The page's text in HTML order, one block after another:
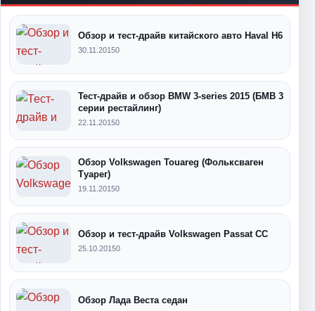
Обзор и тест-драйв китайского авто Haval H6
30.11.20150
Тест-драйв и обзор BMW 3-series 2015 (БМВ 3
серии рестайлинг)
22.11.20150
Обзор Volkswagen Touareg (Фольксваген
Туарег)
19.11.20150
Обзор и тест-драйв Volkswagen Passat CC
25.10.20150
Обзор Лада Веста седан